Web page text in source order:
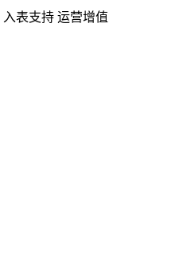
入表支持 运营增值